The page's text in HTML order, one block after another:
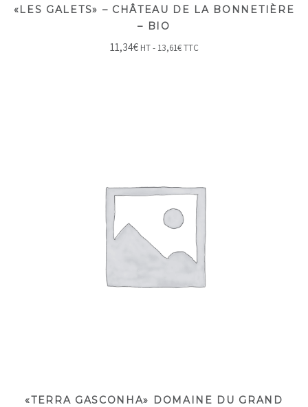
«LES GALETS» – CHÂTEAU DE LA BONNETIÈRE
– BIO
11,34€ HT - 13,61€TTC
«TERRA GASCONHA» DOMAINE DU GRAND